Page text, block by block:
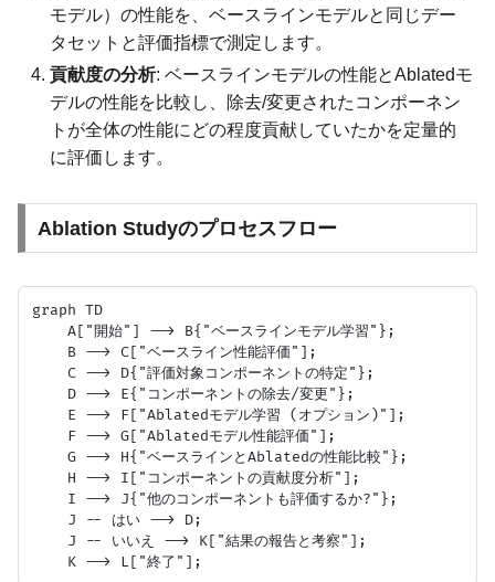
モデル）の性能を、ベースラインモデルと同じデー
タセットと評価指標で測定します。
貢献度の分析: ベースラインモデルの性能とAblatedモ
デルの性能を比較し、除去/変更されたコンポーネン
トが全体の性能にどの程度貢献していたかを定量的
に評価します。
Ablation Studyのプロセスフロー
graph TD
    A["開始"] --> B{"ベースラインモデル学習"};
    B --> C["ベースライン性能評価"];
    C --> D{"評価対象コンポーネントの特定"};
    D --> E{"コンポーネントの除去/変更"};
    E --> F["Ablatedモデル学習 (オプション)"];
    F --> G["Ablatedモデル性能評価"];
    G --> H{"ベースラインとAblatedの性能比較"};
    H --> I["コンポーネントの貢献度分析"];
    I --> J{"他のコンポーネントも評価するか?"};
    J -- はい --> D;
    J -- いいえ --> K["結果の報告と考察"];